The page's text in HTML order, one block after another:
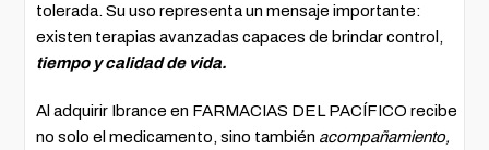
tolerada. Su uso representa un mensaje importante:
existen terapias avanzadas capaces de brindar control,
tiempo y calidad de vida.
Al adquirir Ibrance en FARMACIAS DEL PACÍFICO recibe
no solo el medicamento, sino también acompañamiento,